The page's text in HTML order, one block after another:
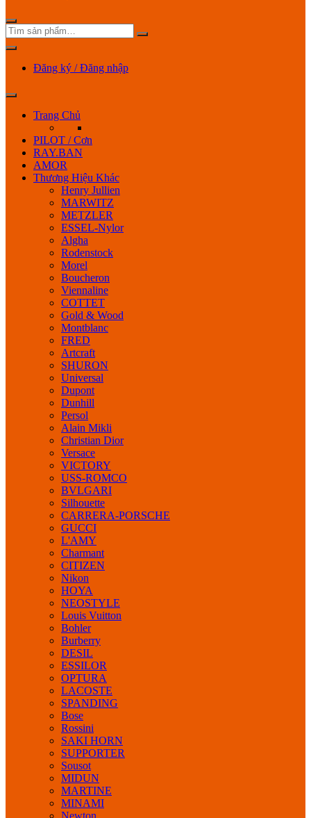
Đăng ký / Đăng nhập
Trang Chủ
PILOT / Cơn
RAY.BAN
AMOR
Thương Hiệu Khác
Henry Jullien
MARWITZ
METZLER
ESSEL-Nylor
Algha
Rodenstock
Morel
Boucheron
Viennaline
COTTET
Gold & Wood
Montblanc
FRED
Artcraft
SHURON
Universal
Dupont
Dunhill
Persol
Alain Mikli
Christian Dior
Versace
VICTORY
USS-ROMCO
BVLGARI
Silhouette
CARRERA-PORSCHE
GUCCI
L'AMY
Charmant
CITIZEN
Nikon
HOYA
NEOSTYLE
Louis Vuitton
Bohler
Burberry
DESIL
ESSILOR
OPTURA
LACOSTE
SPANDING
Bose
Rossini
SAKI HORN
SUPPORTER
Sousot
MIDUN
MARTINE
MINAMI
Newton